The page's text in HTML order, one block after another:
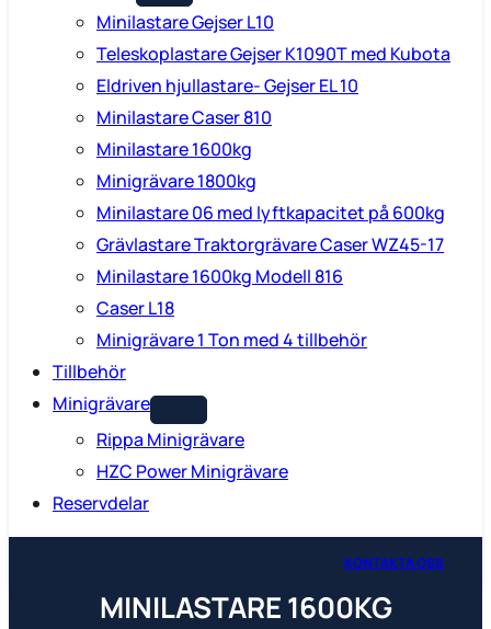
Minilastare Gejser L10
Teleskoplastare Gejser K1090T med Kubota
Eldriven hjullastare- Gejser EL 10
Minilastare Caser 810
Minilastare 1600kg
Minigrävare 1800kg
Minilastare 06 med lyftkapacitet på 600kg
Grävlastare Traktorgrävare Caser WZ45-17
Minilastare 1600kg Modell 816
Caser L18
Minigrävare 1 Ton med 4 tillbehör
Tillbehör
Minigrävare
Rippa Minigrävare
HZC Power Minigrävare
Reservdelar
KONTAKTA OSS
MINILASTARE 1600KG